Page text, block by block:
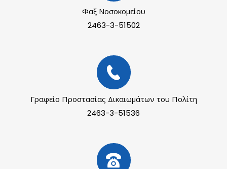
Φαξ Νοσοκομείου
2463-3-51502
Γραφείο Προστασίας Δικαιωμάτων του Πολίτη
2463-3-51536